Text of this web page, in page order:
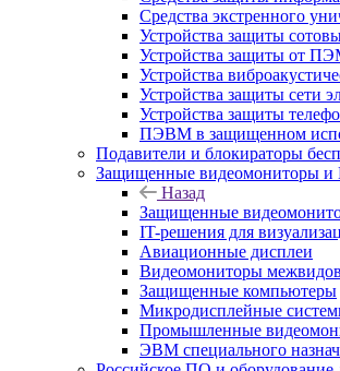
Средства экстренного
Устройства защиты
Устройства защиты от
Устройства
Устройства защиты сети
Устройства защиты
ПЭВМ в защищенном
Подавители и блокираторы
Защищенные видеомониторы
Назад
Защищенные
IT-решения для
Авиационные дисплеи
Видеомониторы
Защищенные компьютеры
Микродисплейные
Промышленные
ЭВМ специального